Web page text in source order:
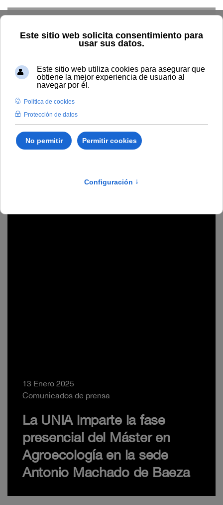
13 Enero 2025
Comunicados de prensa
La UNIA imparte la fase
presencial del Máster en
Agroecología en la sede
Antonio Machado de Baeza